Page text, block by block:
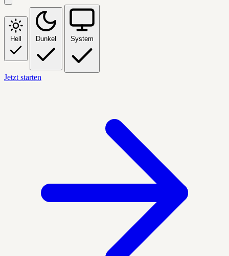
Hell Dunkel System
Jetzt starten